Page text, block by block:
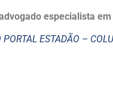
especialista
ESTADÃO –